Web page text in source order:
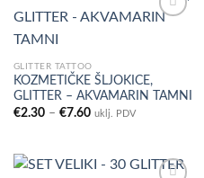
Wishlist
GLITTER TATTOO
KOZMETIČKE ŠLJOKICE,
GLITTER – AKVAMARIN TAMNI
€2.30 – €7.60Raspon
do
€7.60
uklj. PDV